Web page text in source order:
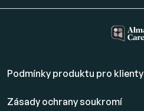
Podmínky produktu pro klienty
Zásady ochrany soukromí